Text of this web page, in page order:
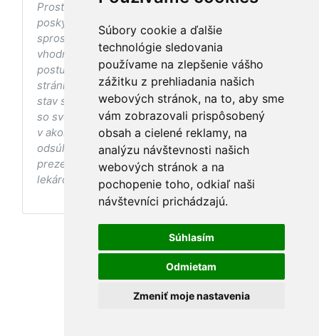
Súbory cookie a ďalšie
technológie sledovania
používame na zlepšenie vášho
zážitku z prehliadania našich
webových stránok, na to, aby sme
vám zobrazovali prispôsobený
obsah a cielené reklamy, na
analýzu návštevnosti našich
webových stránok a na
pochopenie toho, odkiaľ naši
návštevníci prichádzajú.
Súhlasím
Odmietam
Zmeniť moje nastavenia
Prostredníctvom stránky nedochádza k
poskytovaniu zdravotnej starostlivosti, ani k jej
sprostredkovaniu, ani k jej nahrádzaniu. O
vhodných postupoch v oblasti zdravia, vhodnosti
postupov a odporúčaní prezentovaných na
stránke s ohľadom na Váš zdravotný
stav sa pred ich aplikáciou vždy vopred poraďte
so svojím ošetrujúcim lekárom, a to najmä ak ste
v akomkoľvek štádiu tehotenstva. Bez
odsúhlasenia postupov a odporúčaní
prezentovaných na stránke Vaším ošetrujúcim
lekárom tieto postupy a odporúčania neaplikujte.